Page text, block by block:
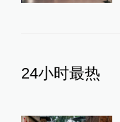
24小时最热